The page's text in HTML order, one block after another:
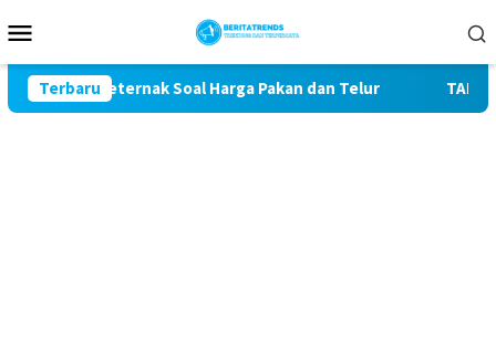
ke
Mobile
Terbaru
Peternak Soal Harga Pakan dan Telur TAK MAU